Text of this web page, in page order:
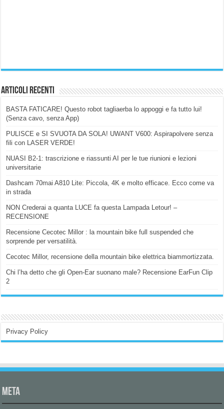
Articoli Recenti
BASTA FATICARE! Questo robot tagliaerba lo appoggi e fa tutto lui!
(Senza cavo, senza App)
PULISCE e SI SVUOTA DA SOLA! UWANT V600: Aspirapolvere senza
fili con LASER VERDE!
NUASI B2-1: trascrizione e riassunti AI per le tue riunioni e lezioni
universitarie
Dashcam 70mai A810 Lite: Piccola, 4K e molto efficace. Ecco come va
in strada
NON Crederai a quanta LUCE fa questa Lampada Letour! –
RECENSIONE
Recensione Cecotec Millor : la mountain bike full suspended che
sorprende per versatilità.
Cecotec Millor, recensione della mountain bike elettrica biammortizzata.
Chi l’ha detto che gli Open-Ear suonano male? Recensione EarFun Clip
2
Privacy Policy
Meta